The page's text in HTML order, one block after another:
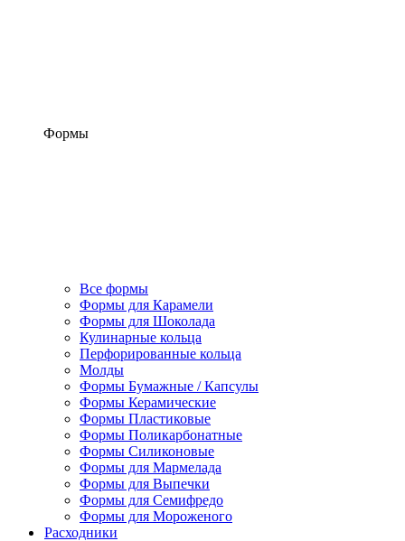
Формы
Все формы
Формы для Карамели
Формы для Шоколада
Кулинарные кольца
Перфорированные кольца
Молды
Формы Бумажные / Капсулы
Формы Керамические
Формы Пластиковые
Формы Поликарбонатные
Формы Силиконовые
Формы для Мармелада
Формы для Выпечки
Формы для Семифредо
Формы для Мороженого
Расходники